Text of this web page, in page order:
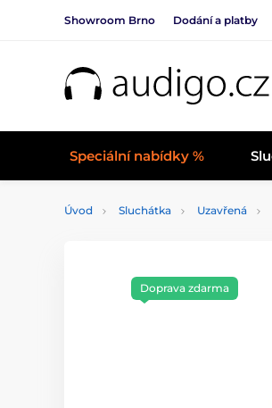
Showroom Brno Dodání a platby
Speciální nabídky %
Úvod Sluchátka Uzavřená
Doprava zdarma